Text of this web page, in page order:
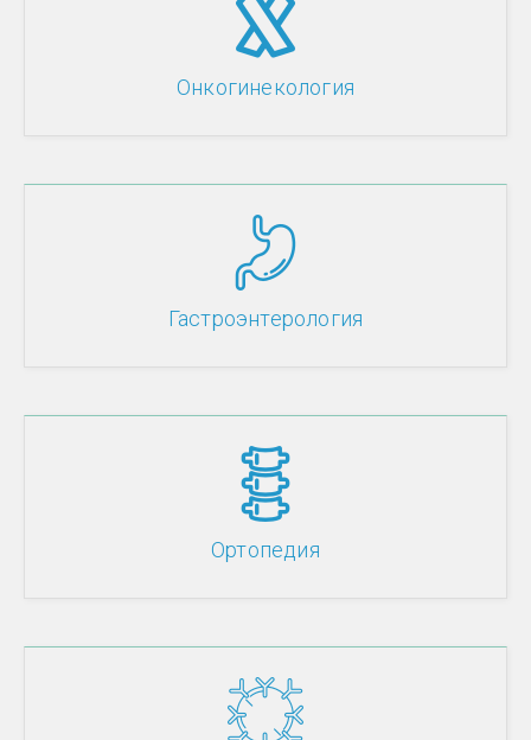
Онкогинекология
Гастроэнтерология
Ортопедия